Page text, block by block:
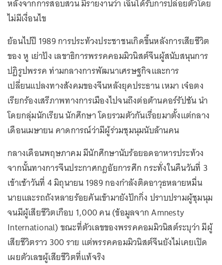
หลังจากการสอบสวน มีรายงานว่า เฉินได้รับการปล่อยตัวโดย
ไม่มีเงื่อนไข
ย้อนไปปี 1989 การประท้วงประชาชนเกิดขึ้นหลังการเสียชีวิต
ของ หู เย่าปัง เลขาธิการพรรคคอมมิวนิสต์จีนผู้สนับสนุนการ
ปฏิรูปพรรค ท่ามกลางการพัฒนาเศรษฐกิจและการ
เปลี่ยนแปลงทางสังคมของจีนหลังยุคประธาน เหมา เจ๋อตง
เรียกร้องเสรีภาพทางการเมืองไปจนถึงต่อต้านคอร์รัปชัน นำ
โดยกลุ่มนักเรียน นักศึกษา โดยรวมตัวกันเรื่อยมาตั้งแต่กลาง
เดือนเมษายน คาดการณ์ว่ามีผู้ร่วมชุมนุมนับล้านคน
กลางเดือนพฤษภาคม มีนักศึกษานับร้อยอดอาหารประท้วง
จากนั้นทางการจีนประกาศกฎอัยการศึก กระทั่งในคืนวันที่ 3
เข้าเช้าวันที่ 4 มิถุนายน 1989 กองกำลังติดอาวุธหลายหมื่น
นายและรถถังหลายร้อยคันเข้ามายังปักกิ่ง ปราบปรามผู้ชุมนุม
จนมีผู้เสียชีวิตเกือบ 1,000 คน (ข้อมูลจาก Amnesty
International) ขณะที่ตัวเลขของพรรคคอมมิวนิสต์ระบุว่า มีผู้
เสียชีวิตราว 300 ราย แต่พรรคคอมมิวนิสต์จีนยังไม่เคยเปิด
เผยตัวเลขผู้เสียชีวิตที่แท้จริง